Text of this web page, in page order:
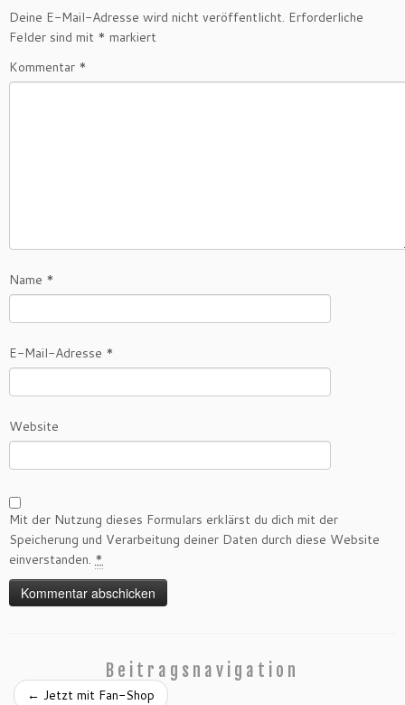
Deine E-Mail-Adresse wird nicht veröffentlicht. Erforderliche
Felder sind mit * markiert
Kommentar *
Name *
E-Mail-Adresse *
Website
Mit der Nutzung dieses Formulars erklärst du dich mit der
Speicherung und Verarbeitung deiner Daten durch diese Website
einverstanden. *
Beitragsnavigation
← Jetzt mit Fan-Shop